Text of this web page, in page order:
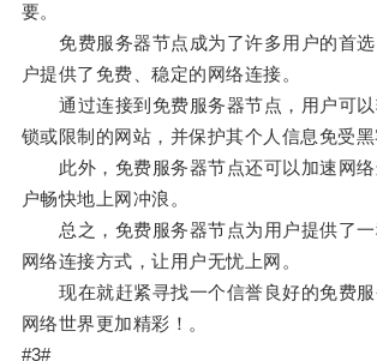
要。
免费服务器节点成为了许多用户的首选
户提供了免费、稳定的网络连接。
通过连接到免费服务器节点，用户可以
锁或限制的网站，并保护其个人信息免受黑
此外，免费服务器节点还可以加速网络
户畅快地上网冲浪。
总之，免费服务器节点为用户提供了一
网络连接方式，让用户无忧上网。
现在就赶紧寻找一个信誉良好的免费服
网络世界更加精彩！。
#3#